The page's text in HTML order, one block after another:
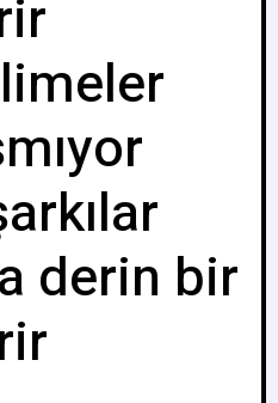
derin bir